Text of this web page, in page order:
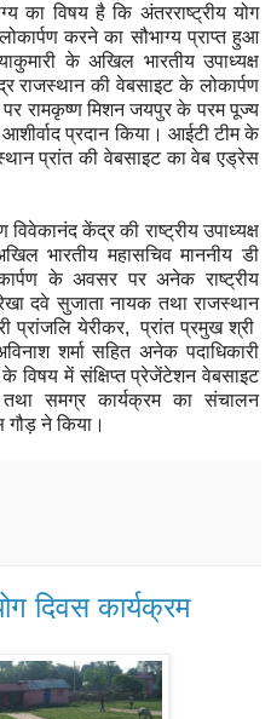
का विषय है कि अंतरराष्ट्रीय योग
करने का सौभाग्य प्राप्त हुआ
के अखिल भारतीय उपाध्यक्ष
राजस्थान की वेबसाइट के लोकार्पण
रामकृष्ण मिशन जयपुर के परम पूज्य
प्रदान किया। आईटी टीम के
प्रांत की वेबसाइट का वेब एड्रेस
केंद्र की राष्ट्रीय उपाध्यक्ष
भारतीय महासचिव माननीय डी
के अवसर पर अनेक राष्ट्रीय
दवे सुजाता नायक तथा राजस्थान
येरीकर, प्रांत प्रमुख श्री
शर्मा सहित अनेक पदाधिकारी
में संक्षिप्त प्रेजेंटेशन वेबसाइट
समग्र कार्यक्रम का संचालन
ने किया।
दिवस कार्यक्रम